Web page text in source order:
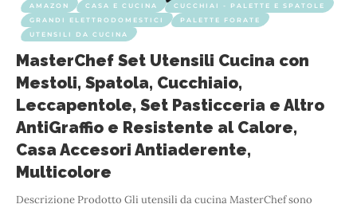
AMAZON CASA E CUCINA
CUCCHIAI - PALETTE E SPATOLE
GRANDI ELETTRODOMESTICI
PALETTE FORATE
UTENSILI DA CUCINA
MasterChef Set Utensili Cucina con
Mestoli, Spatola, Cucchiaio,
Leccapentole, Set Pasticceria e Altro
AntiGraffio e Resistente al Calore,
Casa Accesori Antiaderente,
Multicolore
Descrizione Prodotto Gli utensili da cucina MasterChef sono